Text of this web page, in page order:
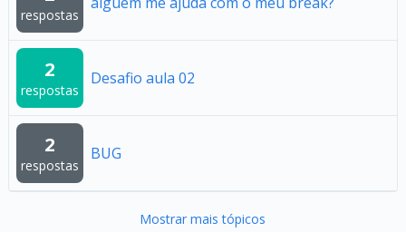
respostas
2
respostas
Desafio aula 02
2
respostas
BUG
Mostrar mais tópicos